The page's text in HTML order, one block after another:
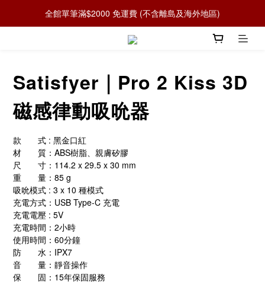
全館單筆滿$2000 免運費 (不含離島及海外地區)
Satisfyer｜Pro 2 Kiss 3D
磁感律動吸吮器
款　　式 : 黑金口紅
材　　質：ABS樹脂、親膚矽膠
尺　　寸：114.2 x 29.5 x 30 mm
重　　量：85 g
吸吮模式 : 3 x 10 種模式
充電方式：USB Type-C 充電
充電電壓 : 5V
充電時間：2小時
使用時間：60分鐘
防　　水：IPX7
音　　量：靜音操作
保　　固：15年保固服務